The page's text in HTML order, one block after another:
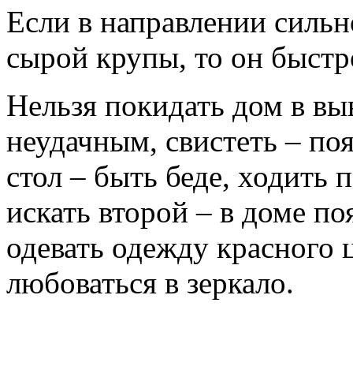
Если в направлении
сырой крупы, то он
Нельзя покидать дом в
неудачным, свистеть –
стол – быть беде, ходить
искать второй – в доме
одевать одежду красного
любоваться в зеркало.